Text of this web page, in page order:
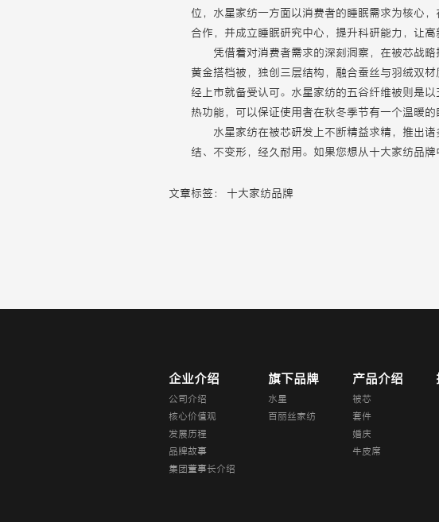
位，水星家纺一方面以消费者的睡眠需求为核心
合作，并成立睡眠研究中心，提升科研能力，让高
凭借着对消费者需求的深刻洞察，在被芯战
黄金搭档被，独创三层结构，融合蚕丝与羽绒双
经上市就备受认可。水星家纺的五谷纤维被则是
热功能，可以保证使用者在秋冬季节有一个温暖的
水星家纺在被芯研发上不断精益求精，推出
结、不变形，经久耐用。如果您想从十大家纺品
文章标签： 十大家纺品牌
企业介绍
公司介绍
核心价值观
发展历程
品牌故事
集团董事长介绍
旗下品牌
水星
百丽丝家纺
产品介绍
被芯
套件
婚庆
牛皮席